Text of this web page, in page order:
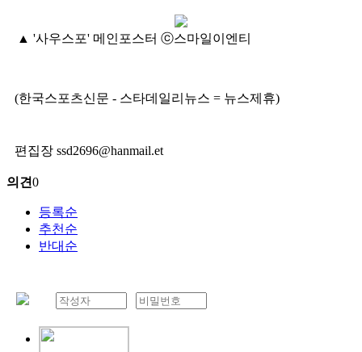
▲ '사우스포' 메인포스터 ⓒ스마일이엔티
(한국스포츠신문 - 스타데일리뉴스 = 뉴스제휴)
편집장 ssd2696@hanmail.et
의견0
등록순
추천순
반대순